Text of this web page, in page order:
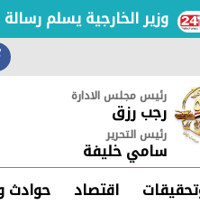
الخارجية يسلم رسالة
رئيس مجلس الادارة
رجب رزق
رئيس التحرير
سامي خليفة
اقتصاد حوادث